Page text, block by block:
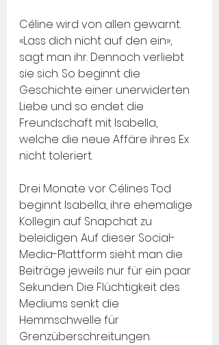
Céline wird von allen gewarnt.
«Lass dich nicht auf den ein»,
sagt man ihr. Dennoch verliebt
sie sich. So beginnt die
Geschichte einer unerwiderten
Liebe und so endet die
Freundschaft mit Isabella,
welche die neue Affäre ihres Ex
nicht toleriert.
Drei Monate vor Célines Tod
beginnt Isabella, ihre ehemalige
Kollegin auf Snapchat zu
beleidigen. Auf dieser Social-
Media-Plattform sieht man die
Beiträge jeweils nur für ein paar
Sekunden. Die Flüchtigkeit des
Mediums senkt die
Hemmschwelle für
Grenzüberschreitungen.